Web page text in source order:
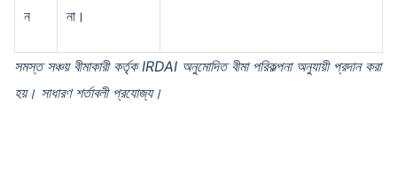
ন
না।
সমস্ত সঞ্চয় বীমাকারী কর্তৃক IRDAI অনুমোদিত বীমা পরিকল্পনা অনুযায়ী প্রদান করা
হয়। সাধারণ শর্তাবলী প্রযোজ্য।